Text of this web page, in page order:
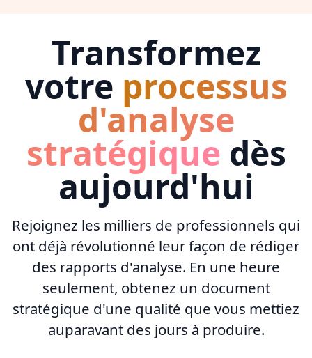
Transformez
votre processus
d'analyse
stratégique dès
aujourd'hui
Rejoignez les milliers de professionnels qui
ont déjà révolutionné leur façon de rédiger
des rapports d'analyse. En une heure
seulement, obtenez un document
stratégique d'une qualité que vous mettiez
auparavant des jours à produire.